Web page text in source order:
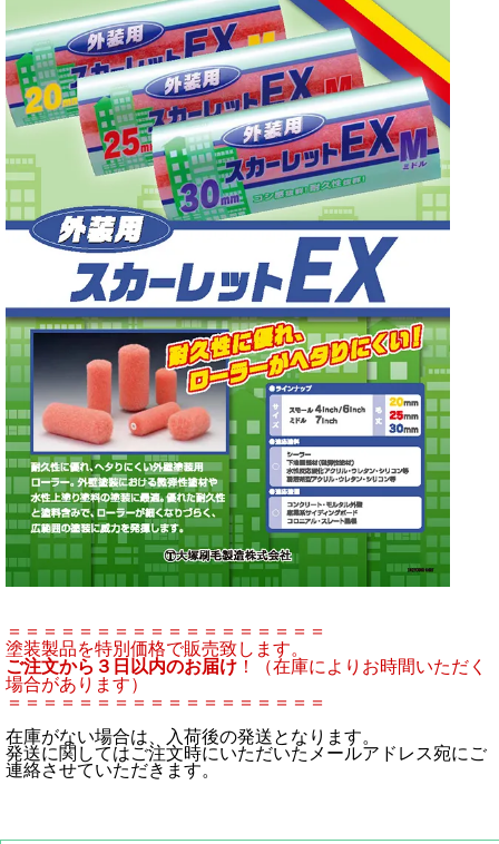
＝＝＝＝＝＝＝＝＝＝＝＝＝＝＝＝＝＝
塗装製品を特別価格で販売致します。
ご注文から３日以内のお届け ！（在庫によりお時間いただく
場合があります）
＝＝＝＝＝＝＝＝＝＝＝＝＝＝＝＝＝＝
在庫がない場合は、入荷後の発送となります。
発送に関してはご注文時にいただいたメールアドレス宛にご
連絡させていただきます。